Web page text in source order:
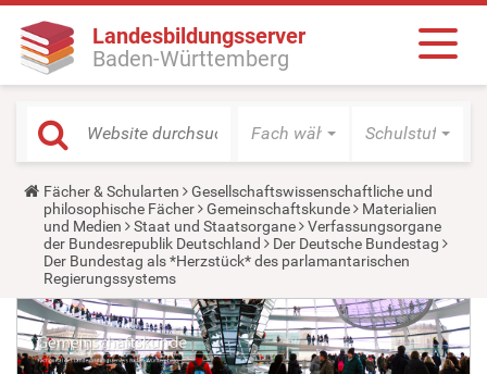
Landesbildungsserver
Baden-Württemberg
Fach wählen Schulstufe
Y
o
u
a
r
e
h
e
r
e
:
Fächer & Schularten
Gesellschaftswissenschaftliche und
philosophische Fächer
Gemeinschaftskunde
Materialien
und Medien
Staat und Staatsorgane
Verfassungsorgane
der Bundesrepublik Deutschland
Der Deutsche Bundestag
Der Bundestag als *Herzstück* des parlamantarischen
Regierungssystems